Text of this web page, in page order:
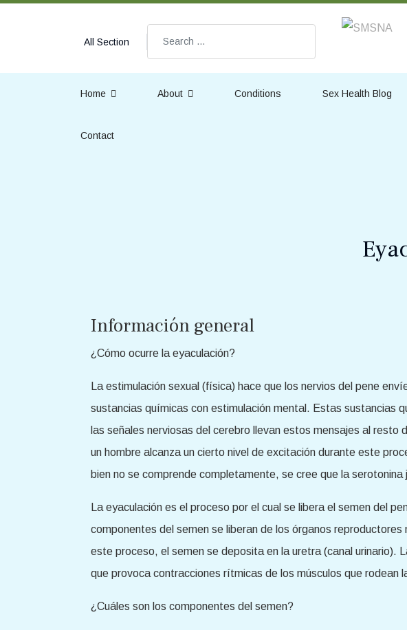
All Section
Search
Home About Conditions Sex Health Blog
Contact
Información general
¿Cómo ocurre la eyaculación?
La estimulación sexual (física) hace que los nervios del pene
sustancias químicas con estimulación mental. Estas sustancias
las señales nerviosas del cerebro llevan estos mensajes al
un hombre alcanza un cierto nivel de excitación durante este
bien no se comprende completamente, se cree que la
La eyaculación es el proceso por el cual se libera el semen del
componentes del semen se liberan de los órganos
este proceso, el semen se deposita en la uretra (canal urinario).
que provoca contracciones rítmicas de los músculos que
¿Cuáles son los componentes del semen?